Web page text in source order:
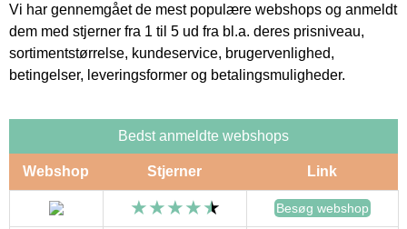
Vi har gennemgået de mest populære webshops og anmeldt
dem med stjerner fra 1 til 5 ud fra bl.a. deres prisniveau,
sortimentstørrelse, kundeservice, brugervenlighed,
betingelser, leveringsformer og betalingsmuligheder.
Bedst anmeldte webshops
Webshop Stjerner Link
Besøg webshop